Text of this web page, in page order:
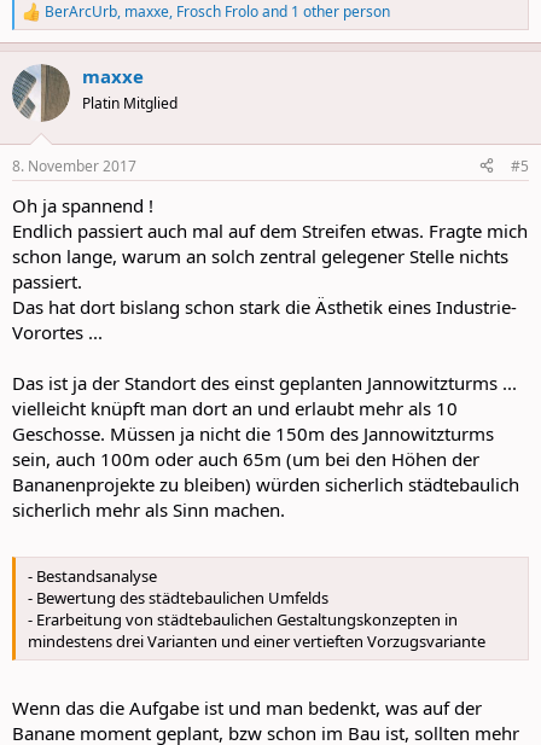
R
e
a
c
t
i
s
BerArcUrb, maxxe, Frosch Froloand 1 other person
maxxe
Platin Mitglied
8. November 2017 #5
Oh ja spannend !
Endlich passiert auch mal auf dem Streifen etwas. Fragte mich
schon lange, warum an solch zentral gelegener Stelle nichts
passiert.
Das hat dort bislang schon stark die Ästhetik eines Industrie-
Vorortes ...
Das ist ja der Standort des einst geplanten Jannowitzturms ...
vielleicht knüpft man dort an und erlaubt mehr als 10
Geschosse. Müssen ja nicht die 150m des Jannowitzturms
sein, auch 100m oder auch 65m (um bei den Höhen der
Bananenprojekte zu bleiben) würden sicherlich städtebaulich
sicherlich mehr als Sinn machen.
- Bestandsanalyse
- Bewertung des städtebaulichen Umfelds
- Erarbeitung von städtebaulichen Gestaltungskonzepten in
mindestens drei Varianten und einer vertieften Vorzugsvariante
Wenn das die Aufgabe ist und man bedenkt, was auf der
Banane moment geplant, bzw schon im Bau ist, sollten mehr